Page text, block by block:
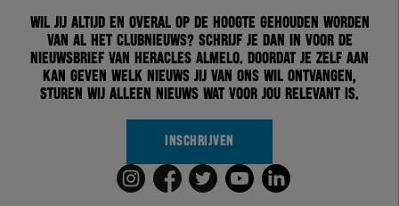
Wil jij altijd en overal op de hoogte gehouden worden
van al het clubnieuws? Schrijf je dan in voor de
nieuwsbrief van Heracles Almelo. Doordat je zelf aan
kan geven welk nieuws jij van ons wil ontvangen,
sturen wij alleen nieuws wat voor jou relevant is.
INSCHRIJVEN